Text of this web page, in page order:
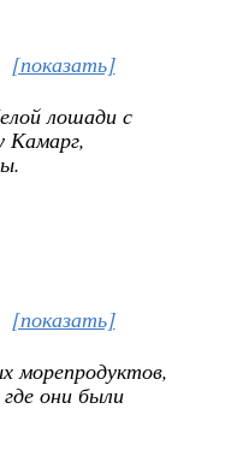
[показать]
лошади с
Камарг,
[показать]
морепродуктов,
они были